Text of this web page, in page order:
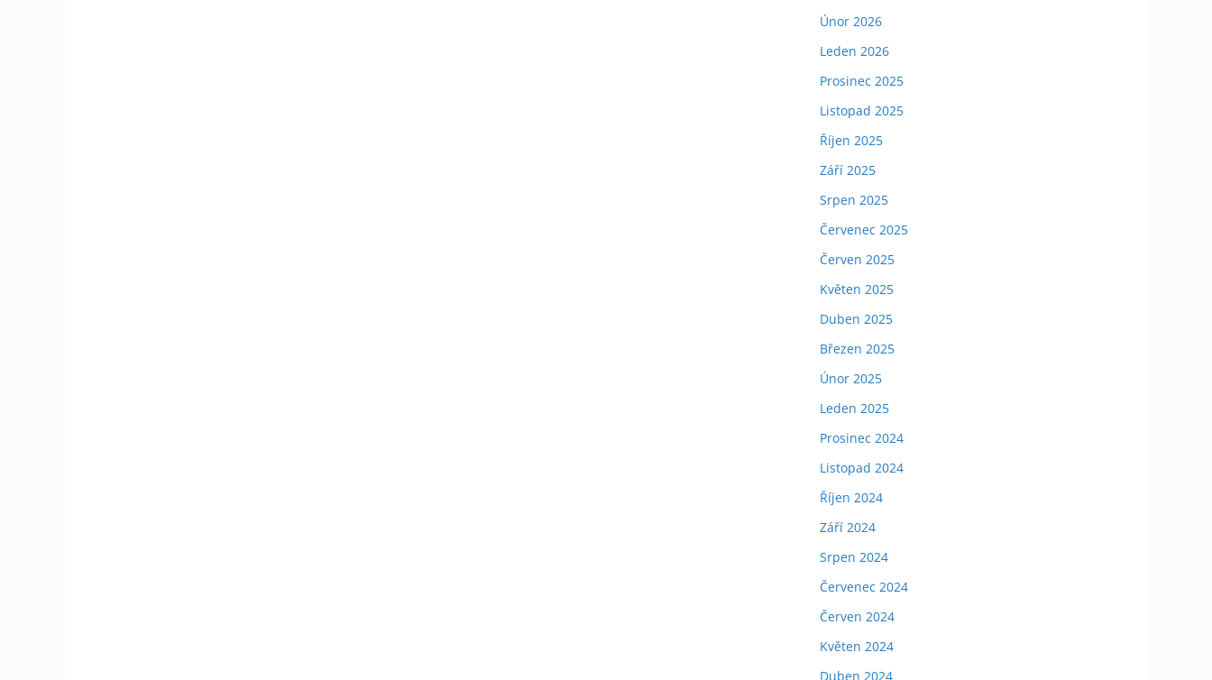
Únor 2026
Leden 2026
Prosinec 2025
Listopad 2025
Říjen 2025
Září 2025
Srpen 2025
Červenec 2025
Červen 2025
Květen 2025
Duben 2025
Březen 2025
Únor 2025
Leden 2025
Prosinec 2024
Listopad 2024
Říjen 2024
Září 2024
Srpen 2024
Červenec 2024
Červen 2024
Květen 2024
Duben 2024